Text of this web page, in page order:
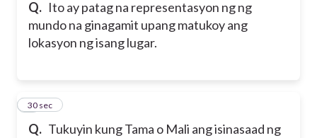
Q. Ito ay patag na representasyon ng ng
mundo na ginagamit upang matukoy ang
lokasyon ng isang lugar.
Q. Tukuyin kung Tama o Mali ang isinasaad ng
5
30 sec